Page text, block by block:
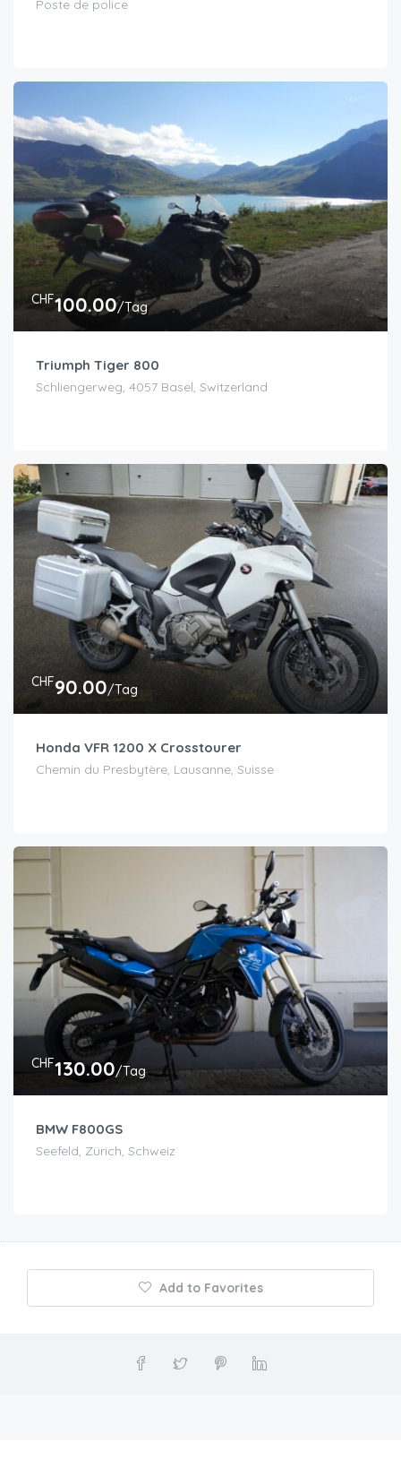
Poste de police
CHF100.00/Tag
Triumph Tiger 800
Schliengerweg, 4057 Basel, Switzerland
CHF90.00/Tag
Honda VFR 1200 X Crosstourer
Chemin du Presbytère, Lausanne, Suisse
CHF130.00/Tag
BMW F800GS
Seefeld, Zürich, Schweiz
Add to Favorites